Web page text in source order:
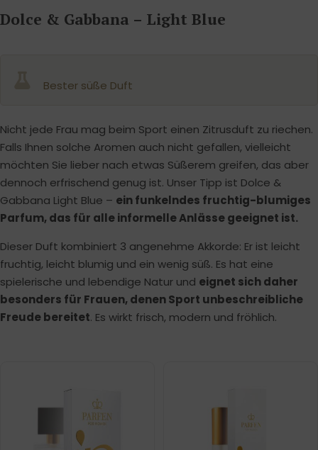
Dolce & Gabbana – Light Blue
Bester süße Duft
Nicht jede Frau mag beim Sport einen Zitrusduft zu riechen.
Falls Ihnen solche Aromen auch nicht gefallen, vielleicht
möchten Sie lieber nach etwas Süßerem greifen, das aber
dennoch erfrischend genug ist. Unser Tipp ist Dolce &
Gabbana Light Blue – ein funkelndes fruchtig-blumiges
Parfum, das für alle informelle Anlässe geeignet ist.
Dieser Duft kombiniert 3 angenehme Akkorde: Er ist leicht
fruchtig, leicht blumig und ein wenig süß. Es hat eine
spielerische und lebendige Natur und eignet sich daher
besonders für Frauen, denen Sport unbeschreibliche
Freude bereitet. Es wirkt frisch, modern und fröhlich.